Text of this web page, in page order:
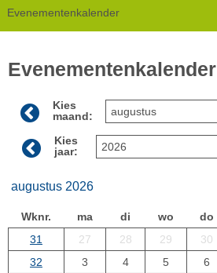
Evenementenkalender
Evenementenkalender
Kies
maand:
Kies
jaar:
augustus 2026
Wknr. ma di wo do
31
27 28 29 30
32
3 4 5 6